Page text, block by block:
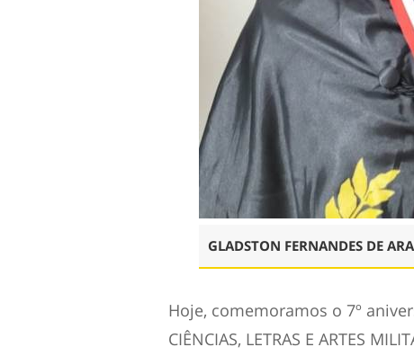
GLADSTON FERNANDES DE
Hoje, comemoramos o 7º
CIÊNCIAS, LETRAS E ARTES